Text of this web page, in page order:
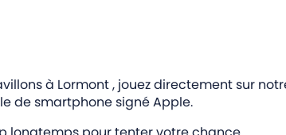
à Lormont , jouez directement sur
de smartphone signé Apple.